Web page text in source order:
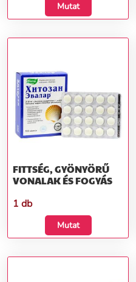
Mutat
FITTSÉG, GYÖNYÖRŰ
VONALAK ÉS FOGYÁS
1 db
Mutat